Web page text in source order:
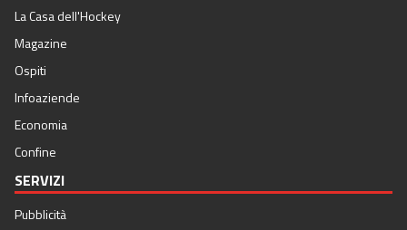
La Casa dell'Hockey
Magazine
Ospiti
Infoaziende
Economia
Confine
SERVIZI
Pubblicità